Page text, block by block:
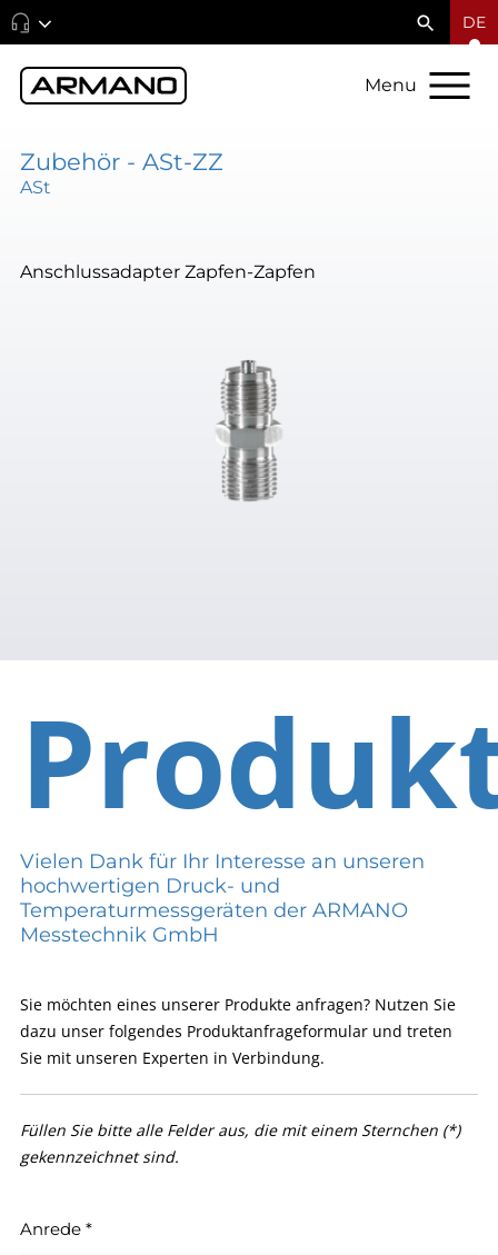
DE
Menu
Zubehör - ASt-ZZ
ASt
Anschlussadapter Zapfen-Zapfen
Vielen Dank für Ihr Interesse an unseren
hochwertigen Druck- und
Temperaturmessgeräten der ARMANO
Messtechnik GmbH
Sie möchten eines unserer Produkte anfragen? Nutzen Sie
dazu unser folgendes Produktanfrageformular und treten
Sie mit unseren Experten in Verbindung.
Füllen Sie bitte alle Felder aus, die mit einem Sternchen (*)
gekennzeichnet sind.
Anrede *